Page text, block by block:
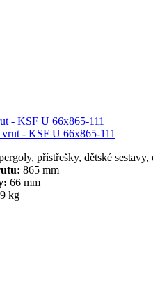
- KSF U 66x865-111
přístřešky, dětské
865 mm
66 mm
kg